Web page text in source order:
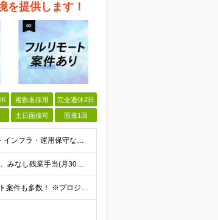
を提供します！
複数名採用 完全週休2日
土日面接可 面接1回
【必須条件】 ・ITエンジニアとしての実務経験が1年以上ある方 ※開発・インフラ・運用保守など分野・フェーズは不問！ ※学歴不問 【歓迎条件】 ・基本設計、詳細設計などの経験がある方 ・AWS, G
【経験者】月給40万円～120万円(固定残業代含む)+各種手当 ※月給には、みなし残業手当(月30時間／5万8,000円～15万7,000円)を含みます ※上記を超える時間外労働分は追加で支給します
【フルリモート／全国各地】 ★全国どこからでも参画可能！フルリモート案件も多数！ ※プロジェクトは100%選択制。あなたの希望を最優先します。 ※フルリモート、ハイブリッド、常駐案件から自由に選択可能